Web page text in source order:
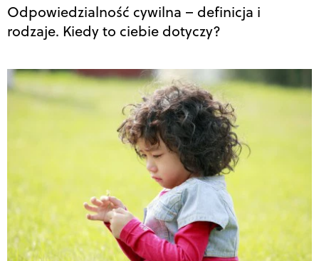
Odpowiedzialność cywilna – definicja i
rodzaje. Kiedy to ciebie dotyczy?